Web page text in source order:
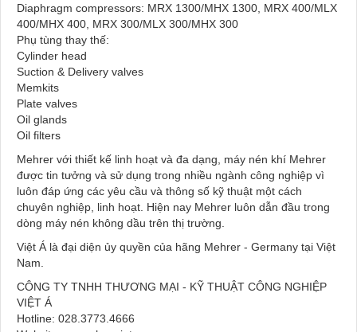
Diaphragm compressors: MRX 1300/MHX 1300, MRX 400/MLX
400/MHX 400, MRX 300/MLX 300/MHX 300
Phụ tùng thay thế:
Cylinder head
Suction & Delivery valves
Memkits
Plate valves
Oil glands
Oil filters
Mehrer với thiết kế linh hoạt và đa dạng, máy nén khí Mehrer
được tin tưởng và sử dụng trong nhiều ngành công nghiệp vì
luôn đáp ứng các yêu cầu và thông số kỹ thuật một cách
chuyên nghiệp, linh hoạt. Hiện nay Mehrer luôn dẫn đầu trong
dòng máy nén không dầu trên thị trường.
Việt Á là đại diện ủy quyền của hãng Mehrer - Germany tại Việt
Nam.
CÔNG TY TNHH THƯƠNG MẠI - KỸ THUẬT CÔNG NGHIỆP
VIỆT Á
Hotline: 028.3773.4666